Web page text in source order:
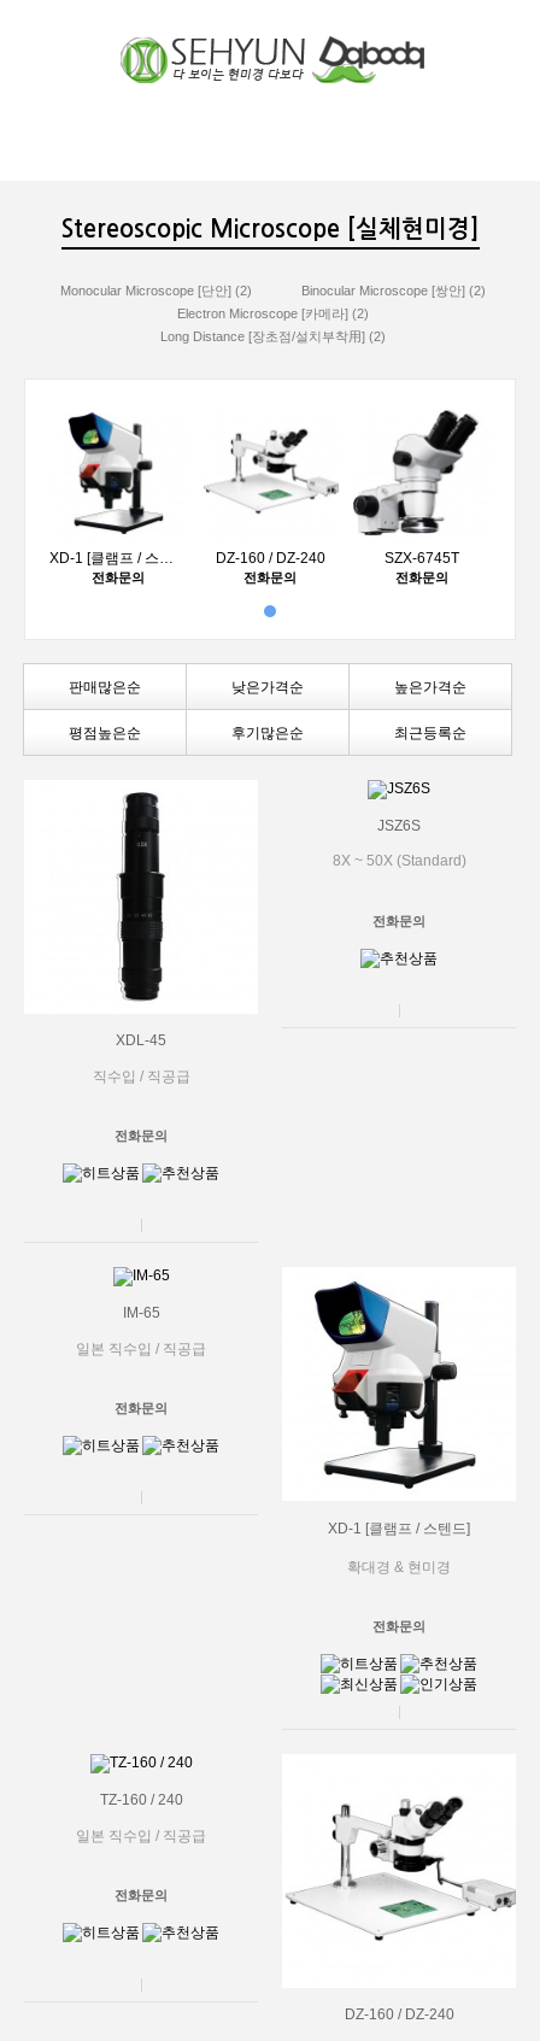
Stereoscopic Microscope [실체현미경]
Monocular Microscope [단안] (2)
Binocular Microscope [쌍안] (2)
Electron Microscope [카메라] (2)
Long Distance [장초점/설치부착用] (2)
XD-1 [클램프 / 스텐드]
전화문의
DZ-160 / DZ-240
전화문의
SZX-6745T
전화문의
판매많은순 낮은가격순 높은가격순
평점높은순 후기많은순 최근등록순
XDL-45
직수입 / 직공급
전화문의
JSZ6S
8X ~ 50X (Standard)
전화문의
IM-65
일본 직수입 / 직공급
전화문의
XD-1 [클램프 / 스텐드]
확대경 & 현미경
전화문의
TZ-160 / 240
일본 직수입 / 직공급
전화문의
DZ-160 / DZ-240